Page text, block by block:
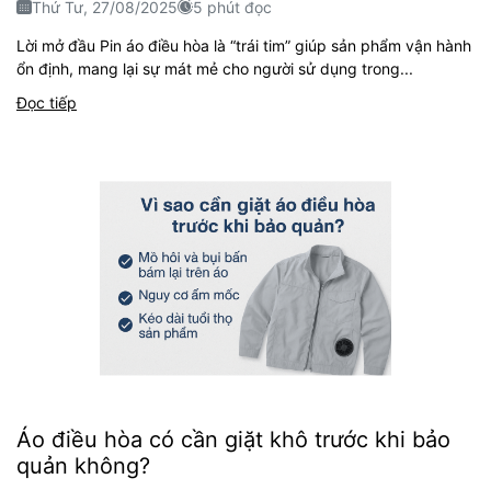
Thứ Tư, 27/08/2025 5 phút đọc
Lời mở đầu Pin áo điều hòa là “trái tim” giúp sản phẩm vận hành
ổn định, mang lại sự mát mẻ cho người sử dụng trong...
Đọc tiếp
Áo điều hòa có cần giặt khô trước khi bảo
quản không?